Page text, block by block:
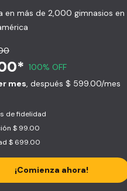
en más de 2,000 gimnasios en
100% OFF
mes , después $ 599.00/mes
de fidelidad
$ 99.00
$ 699.00
¡Comienza ahora!